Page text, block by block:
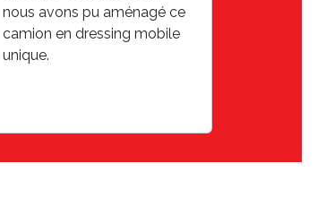
nous avons pu aménagé ce
camion en dressing mobile
unique.